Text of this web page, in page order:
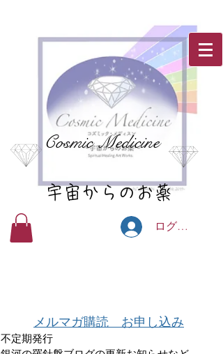
Cosmic Medicine
宇宙からのお薬
ログイン
メルマガ購読 お申し込み
不定期発行